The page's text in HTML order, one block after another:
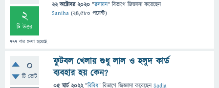
2
টি উত্তর
777 বার দেখা হয়েছে
22 অক্টোবর 2020 "রসায়ন" বিভাগে জিজ্ঞাসাকরেছেন
Saniha (24,580 পয়েন্ট)
0
টি ভোট
ফুটবল খেলায় শুধু লাল ও হলুদ কার্ড
ব্যবহার হয় কেন?
05 মার্চ 2022 "বিবিধ" বিভাগে জিজ্ঞাসাকরেছেনSadia